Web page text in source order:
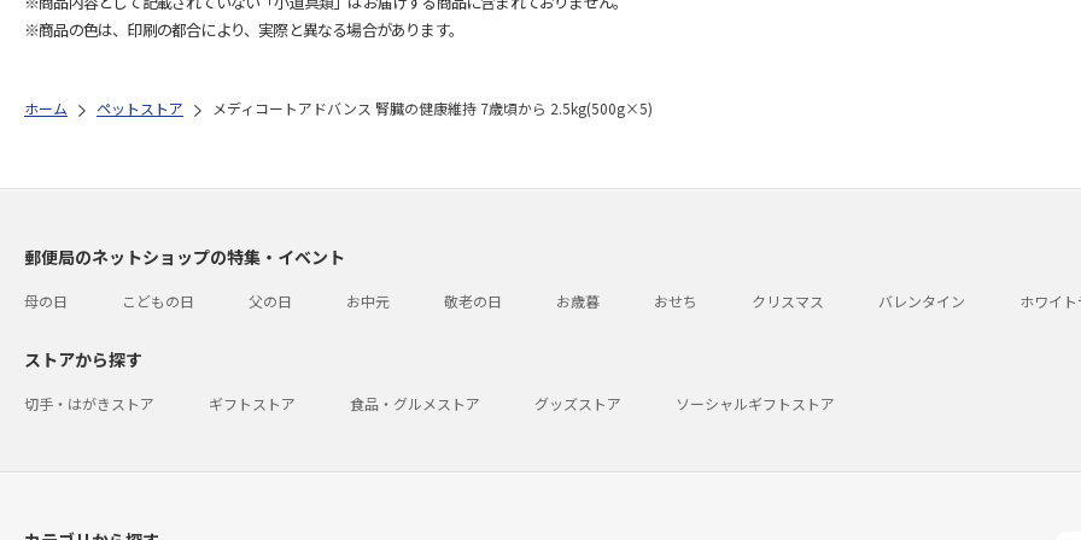
※商品の色は、印刷の都合により、実際と異なる場合があります。
ホーム ペットストア メディコートアドバンス 腎臓の健康維持 7歳頃から 2.5kg(500g×5)
郵便局のネットショップの特集・イベント
母の日 こどもの日 父の日 お中元 敬老の日 お歳暮 おせち クリスマス バレンタイン ホワイ
ストアから探す
切手・はがきストア ギフトストア 食品・グルメストア グッズストア ソーシャルギフトストア